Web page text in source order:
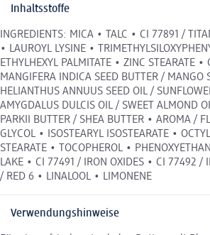
Inhaltsstoffe
INGREDIENTS: MICA • TALC • CI 77891 /
• LAUROYL LYSINE •
ETHYLHEXYL PALMITATE • ZINC STEARATE •
MANGIFERA INDICA SEED BUTTER / MANGO
HELIANTHUS ANNUUS SEED OIL /
AMYGDALUS DULCIS OIL / SWEET ALMOND
PARKII BUTTER / SHEA BUTTER • AROMA /
GLYCOL • ISOSTEARYL ISOSTEARATE •
STEARATE • TOCOPHEROL •
LAKE • CI 77491 / IRON OXIDES • CI 77492 /
/ RED 6 • LINALOOL • LIMONENE
Verwendungshinweise